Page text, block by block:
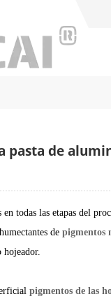
pasta de
en todas las etapas del
de pigmentos
pigmentos de las